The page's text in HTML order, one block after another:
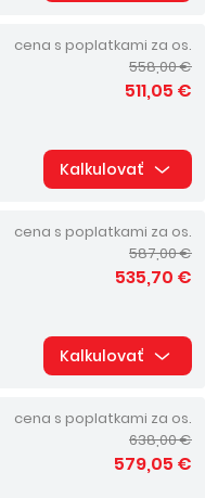
cena s poplatkami za os.
558,00 €
511,05 €
Kalkulovať
cena s poplatkami za os.
587,00 €
535,70 €
Kalkulovať
cena s poplatkami za os.
638,00 €
579,05 €